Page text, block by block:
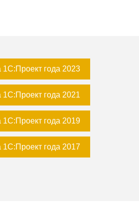
1С:Проект года 2023
1С:Проект года 2021
1С:Проект года 2019
1С:Проект года 2017